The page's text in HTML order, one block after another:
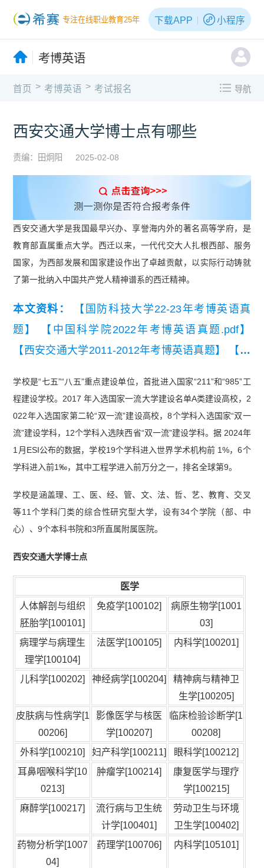
专注在线职业教育25年 下载APP 小程序
考博英语
首页 > 考博英语 > 考试报名 导航
西安交通大学博士点有哪些
责编：田炯阳 2025-02-08
西安交通大学是我国最早兴办、享誉海内外的著名高等学府，是
教育部直属重点大学。西迁以来，一代代交大人扎根西部、服务
国家，为西部发展和国家建设作出了卓越贡献，以实际行动铸就
了第一批纳入中国共产党人精神谱系的西迁精神。
本文资料：
【国防科技大学22-23年考博英语真
题】
【中国科学院2022年考博英语真题.pdf】
【西安交通大学2011-2012年考博英语真题】
【东
学校是“七五”“八五”重点建设单位，首批进入国家“211”和“985”工
程建设学校。2017 年入选国家一流大学建设名单A类建设高校，2
022年入选国家第二轮“双一流”建设高校，8个学科入选国家“双一
流”建设学科，12个学科入选陕西省“双一流”建设学科。据 2024年
1月ESI公布的数据，学校19个学科进入世界学术机构前 1%，6个
学科进入前1‰，其中工程学进入前万分之一，排名全球第9。
学校是涵盖理、工、医、经、管、文、法、哲、艺、教育、交叉
等11个学科门类的综合性研究型大学，设有34个学院（部、中
心）、9个本科书院和3所直属附属医院。
西安交通大学博士点
医学
人体解剖与组织
胚胎学[100101]
免疫学[100102]
病原生物学[1001
03]
病理学与病理生
理学[100104]
法医学[100105] 内科学[100201]
儿科学[100202] 神经病学[100204]
精神病与精神卫
生学[100205]
皮肤病与性病学[1
00206]
影像医学与核医
学[100207]
临床检验诊断学[1
00208]
外科学[100210]
妇产科学[100211]
眼科学[100212]
耳鼻咽喉科学[10
0213]
肿瘤学[100214]
康复医学与理疗
学[100215]
麻醉学[100217]
流行病与卫生统
计学[100401]
劳动卫生与环境
卫生学[100402]
药物分析学[1007
04]
药理学[100706] 内科学[105101]